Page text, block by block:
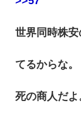
世界同時株
てるからな。
死の商人だよ